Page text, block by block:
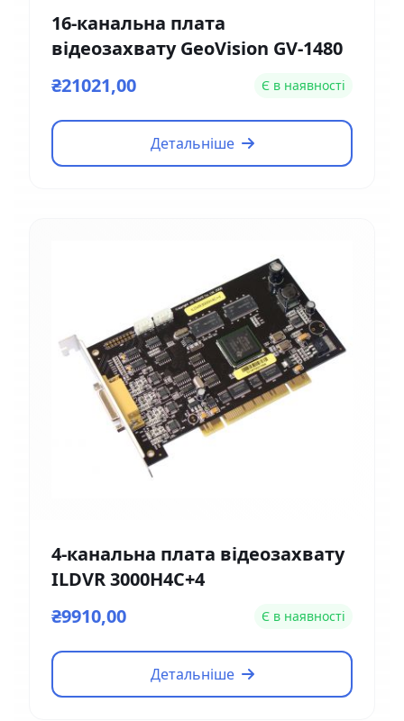
16-канальна плата
відеозахвату GeoVision GV-1480
₴21021,00
Є в наявності
Детальніше
4-канальна плата відеозахвату
ILDVR 3000H4C+4
₴9910,00
Є в наявності
Детальніше